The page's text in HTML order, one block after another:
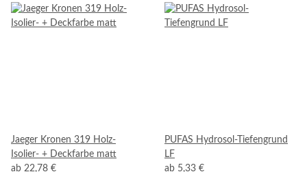
Jaeger Kronen 319 Holz-
Isolier- + Deckfarbe matt
ab 22,78 €
PUFAS Hydrosol-Tiefengrund
LF
ab 5,33 €